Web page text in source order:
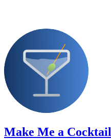
Make Me a Cocktail